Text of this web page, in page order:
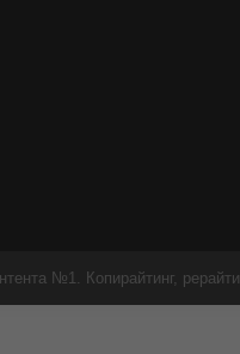
№1. Копирайтинг,